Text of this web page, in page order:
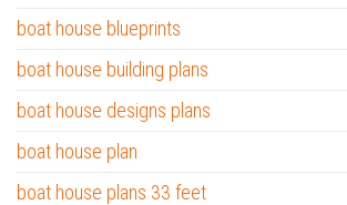
boat house blueprints
boat house building plans
boat house designs plans
boat house plan
boat house plans 33 feet